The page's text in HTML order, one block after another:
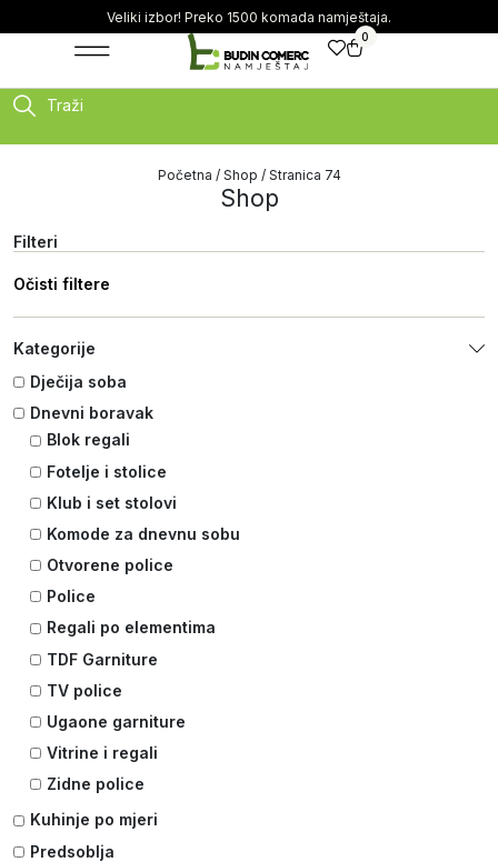
Veliki izbor! Preko 1500 komada namještaja.
0
Traži
Početna / Shop / Stranica 74
Shop
Filteri
Očisti filtere
Kategorije
Dječija soba
Dnevni boravak
Blok regali
Fotelje i stolice
Klub i set stolovi
Komode za dnevnu sobu
Otvorene police
Police
Regali po elementima
TDF Garniture
TV police
Ugaone garniture
Vitrine i regali
Zidne police
Kuhinje po mjeri
Predsoblja